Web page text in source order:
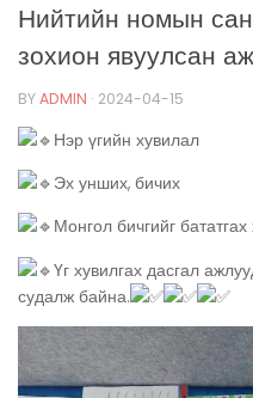
Нийтийн номын
зохион явуулсан
BYADMIN · 2024-04-15
Нэр үгийн хувилал
Эх унших, бичих
Монгол бичгийг бататгах
Үг хувилгах дасгал
судалж байна.